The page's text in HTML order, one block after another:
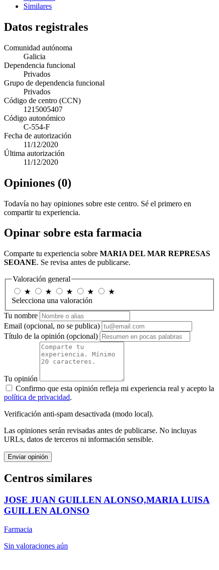
Similares
Datos registrales
Comunidad autónoma
Galicia
Dependencia funcional
Privados
Grupo de dependencia funcional
Privados
Código de centro (CCN)
1215005407
Código autonómico
C-554-F
Fecha de autorización
11/12/2020
Última autorización
11/12/2020
Opiniones (0)
Todavía no hay opiniones sobre este centro. Sé el primero en
compartir tu experiencia.
Opinar sobre esta farmacia
Comparte tu experiencia sobre MARIA DEL MAR REPRESAS
SEOANE. Se revisa antes de publicarse.
Valoración general
★
★ ★ ★
★
Selecciona una valoración
Tu nombre
Email (opcional, no se publica)
Título de la opinión (opcional)
Tu opinión
Confirmo que esta opinión refleja mi experiencia real y acepto la
política de privacidad.
Verificación anti-spam desactivada (modo local).
Las opiniones serán revisadas antes de publicarse. No incluyas
URLs, datos de terceros ni información sensible.
Enviar opinión
Centros similares
JOSE JUAN GUILLEN ALONSO,MARIA LUISA
GUILLEN ALONSO
Farmacia
Sin valoraciones aún